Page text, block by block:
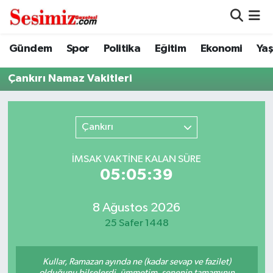
Gündem Spor Politika Eğitim Ekonomi
Çankırı Namaz Vakitleri
Çankırı
İMSAK VAKTİNE KALAN SÜRE
05:05:39
8 Ağustos 2026
25 Safer 1448
Kullar, Ramazan ayında ne (kadar sevap ve fazilet)
Dünya
Eğitim
Sağlık
Nöbetçi Eczaneler
Hava Durumu
Trafik Durumu
Süper Lig Puan Durumu ve Fikstür
Tüm Manşetler
Haber Arşivi